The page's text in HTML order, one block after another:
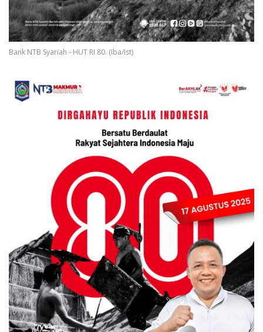
Bank NTB Syariah - HUT RI 80. (Iba/Ist)